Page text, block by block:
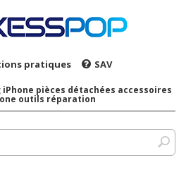
pratiques SAV
iPhone pièces détachées accessoires
outils réparation